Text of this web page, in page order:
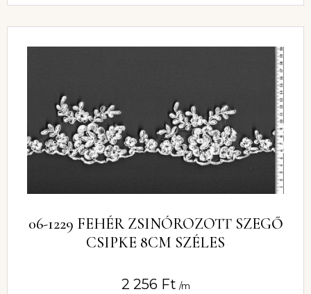
06-1229 FEHÉR ZSINÓROZOTT SZEGŐ
CSIPKE 8CM SZÉLES
2 256 Ft /m